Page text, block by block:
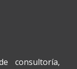
consultoría,